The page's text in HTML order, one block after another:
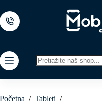
to
content
results
Početna / Tableti /